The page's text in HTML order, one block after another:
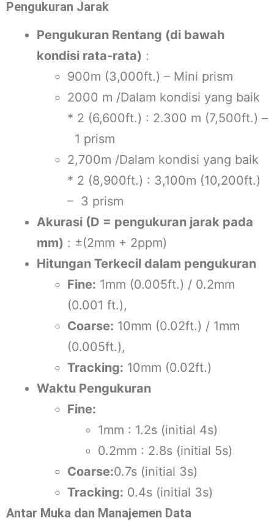
Pengukuran Jarak
Pengukuran Rentang (di bawah
kondisi rata-rata) :
900m (3,000ft.) – Mini prism
2000 m /Dalam kondisi yang baik
* 2 (6,600ft.) : 2.300 m (7,500ft.) –
1 prism
2,700m /Dalam kondisi yang baik
* 2 (8,900ft.) : 3,100m (10,200ft.)
– 3 prism
Akurasi (D = pengukuran jarak pada
mm) : ±(2mm + 2ppm)
Hitungan Terkecil dalam pengukuran
Fine: 1mm (0.005ft.) / 0.2mm
(0.001 ft.),
Coarse: 10mm (0.02ft.) / 1mm
(0.005ft.),
Tracking: 10mm (0.02ft.)
Waktu Pengukuran
Fine:
1mm : 1.2s (initial 4s)
0.2mm : 2.8s (initial 5s)
Coarse:0.7s (initial 3s)
Tracking: 0.4s (initial 3s)
Antar Muka dan Manajemen Data